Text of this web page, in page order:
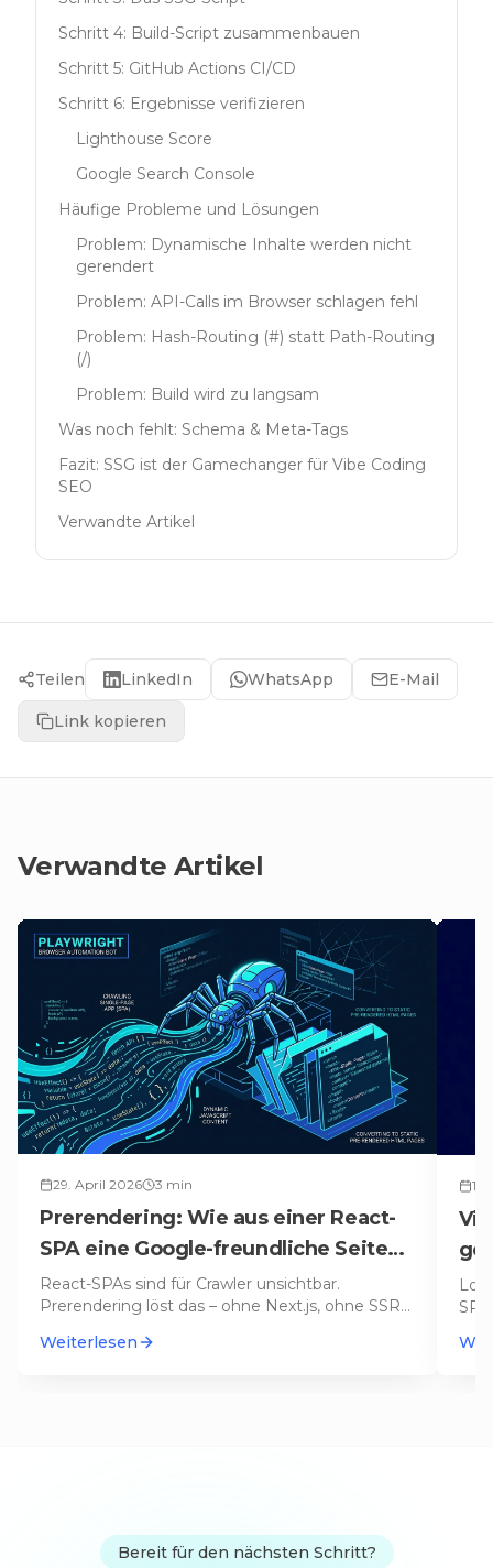
Schritt 4: Build-Script zusammenbauen
Schritt 5: GitHub Actions CI/CD
Schritt 6: Ergebnisse verifizieren
Lighthouse Score
Google Search Console
Häufige Probleme und Lösungen
Problem: Dynamische Inhalte werden nicht
gerendert
Problem: API-Calls im Browser schlagen fehl
Problem: Hash-Routing (#) statt Path-Routing
(/)
Problem: Build wird zu langsam
Was noch fehlt: Schema & Meta-Tags
Fazit: SSG ist der Gamechanger für Vibe Coding
SEO
Verwandte Artikel
Teilen LinkedIn WhatsApp E-Mail
Link kopieren
Verwandte Artikel
29. April 2026 3 min
Prerendering: Wie aus einer React-
SPA eine Google-freundliche Seite
wird
React-SPAs sind für Crawler unsichtbar.
Prerendering löst das – ohne Next.js, ohne SSR-
Weiterlesen
Bereit für den nächsten Schritt?